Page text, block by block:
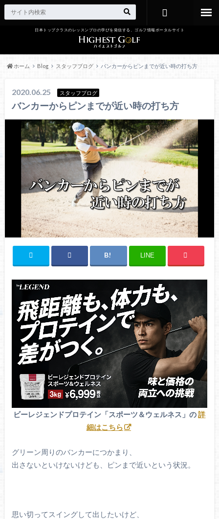
日本トップクラスのレッスンプロの学びを発信する、ゴルフ情報ポータルサイト
ホーム Blog スタッフブログ バンカーからピンまでが近い時の打ち方
2020.06.25 スタッフブログ
バンカーからピンまでが近い時の打ち方
LINE
ビーレジェンドプロテイン「スポーツ＆ウェルネス」の詳
細はこちら
グリーン周りのバンカーにつかまり、
出さないといけないけども、ピンまで近いという状況。
思い切ってスイングして出したいけど、